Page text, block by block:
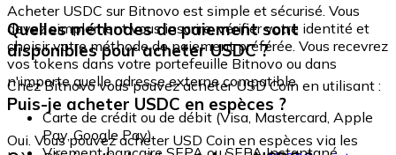
Acheter USDC sur Bitnovo est simple et sécurisé. Vous
devez simplement vous inscrire, vérifier votre identité et
choisir votre méthode de paiement préférée. Vous recevrez
vos tokens dans votre portefeuille Bitnovo ou dans
n'importe quelle adresse externe compatible.
Quelles méthodes de paiement sont
disponibles pour acheter USDC ?
Chez Bitnovo vous pouvez acheter USD Coin en utilisant :
Carte de crédit ou de débit (Visa, Mastercard, Apple
Pay, Google Pay)
Puis-je acheter USDC en espèces ?
Oui. Vous pouvez acheter USD Coin en espèces via les